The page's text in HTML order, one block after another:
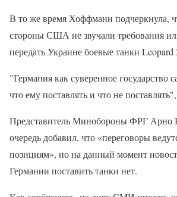
В то же время Хоффманн подчеркнула,
стороны США не звучали требования
передать Украине боевые танки Leopard
"Германия как суверенное государство
что ему поставлять и что не
Представитель Минобороны ФРГ Арно
очередь добавил, что «переговоры
позициям», но на данный момент
Германии поставить танки нет.